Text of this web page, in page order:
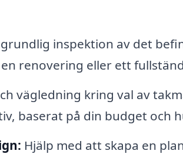
grundlig inspektion av det
renovering eller ett
vägledning kring val av
baserat på din budget och
Hjälp med att skapa en